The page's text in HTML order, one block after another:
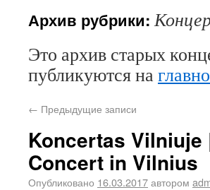
Архив рубрики:
Это архив старых
публикуются на
← Предыдущие записи
Koncertas
Concert in Vilnius
Опубликовано 16.03.2017автором